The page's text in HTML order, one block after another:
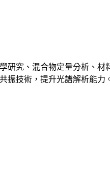
研究、混合物定量分析、
振技術，提升光譜解析能力